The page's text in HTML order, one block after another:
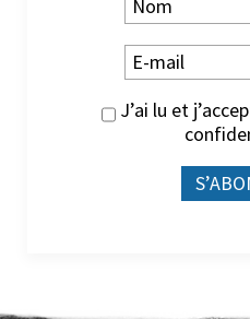
J’ai lu et